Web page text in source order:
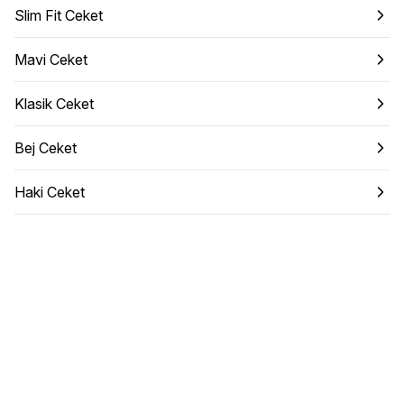
Slim Fit Ceket
Mavi Ceket
Klasik Ceket
Bej Ceket
Haki Ceket